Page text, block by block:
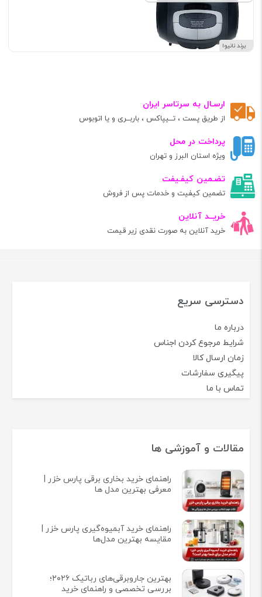
برند نانیوا
ارسـال به سرتاسر ایران
از طریق پست ، تــیپاکس ، باربــری و یا اتوبوس
پرداخت در محل
ویژه استان البرز و تهران
تضـمین کیفـیفت
تضمین کیفیت و خدمات پس از فروش
خریــد آنلاین
خرید آنلاین به صورت نقدی زیر قیمت
دسترسی سریع
درباره ما
شرایط مرجوع کردن اجناس
زمان ارسال کالا
پیگیری سفارشات
تماس با ما
مقالات و آموزشی ها
راهنمای خرید بخاری برقی پارس خزر |
معرفی بهترین مدل ها
راهنمای خرید آبمیوه‌گیری پارس خزر |
مقایسه بهترین مدل‌ها
بهترین جاروبرقی‌های رباتیک ۲۰۲۶؛
بررسی تخصصی و راهنمای خرید